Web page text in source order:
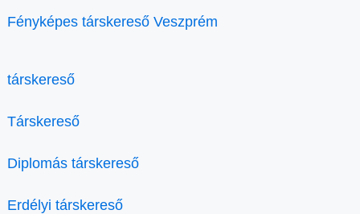
Fényképes társkereső Veszprém
társkereső
Társkereső
Diplomás társkereső
Erdélyi társkereső